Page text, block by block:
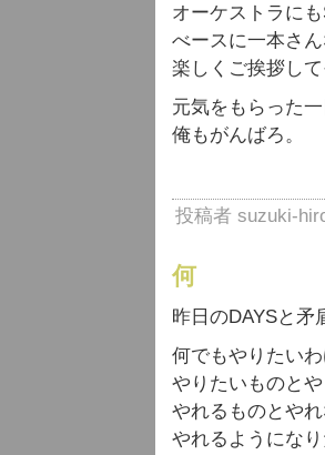
オーケストラに
べースに一本さ
楽しくご挨拶し
元気をもらった一
俺もがんばろ。
投稿者 suzuki-
何
昨日のDAYSと矛
何でもやりたいわ
やりたいものとや
やれるものとやれ
やれるようにな